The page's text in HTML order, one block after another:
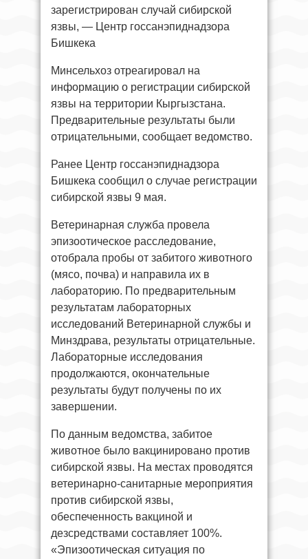
зарегистрирован случай сибирской
язвы, — Центр госсанэпиднадзора
Бишкека
Минсельхоз отреагировал на
информацию о регистрации сибирской
язвы на территории Кыргызстана.
Предварительные результаты были
отрицательными, сообщает ведомство.
Ранее Центр госсанэпиднадзора
Бишкека сообщил о случае регистрации
сибирской язвы 9 мая.
Ветеринарная служба провела
эпизоотическое расследование,
отобрала пробы от забитого животного
(мясо, почва) и направила их в
лабораторию. По предварительным
результатам лабораторных
исследований Ветеринарной службы и
Минздрава, результаты отрицательные.
Лабораторные исследования
продолжаются, окончательные
результаты будут получены по их
завершении.
По данным ведомства, забитое
животное было вакцинировано против
сибирской язвы. На местах проводятся
ветеринарно-санитарные мероприятия
против сибирской язвы,
обеспеченность вакциной и
дезсредствами составляет 100%.
«Эпизоотическая ситуация по